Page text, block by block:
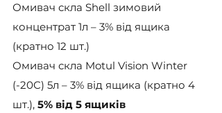
Омивач скла Shell зимовий
концентрат 1л – 3% від ящика
(кратно 12 шт.)
Омивач скла Motul Vision Winter
(-20C) 5л – 3% від ящика (кратно 4
шт.), 5% від 5 ящиків